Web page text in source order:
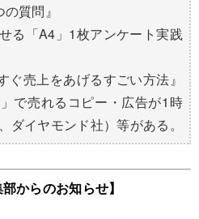
質問』
る「A4」1枚アンケート実践
ぐ売上をあげるすごい方法』
で売れるコピー・広告が1時
ダイヤモンド社）等がある。
からのお知らせ】